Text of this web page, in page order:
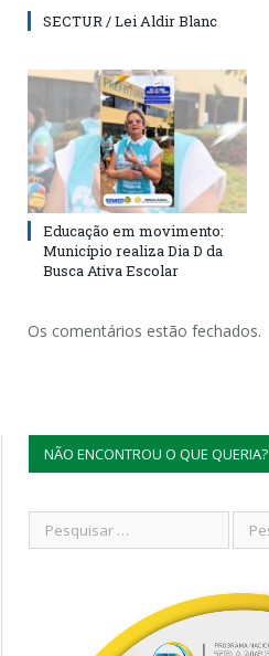
SECTUR / Lei Aldir Blanc
Educação em movimento:
Município realiza Dia D da
Busca Ativa Escolar
Os comentários estão fechados.
NÃO ENCONTROU O QUE QUERIA?